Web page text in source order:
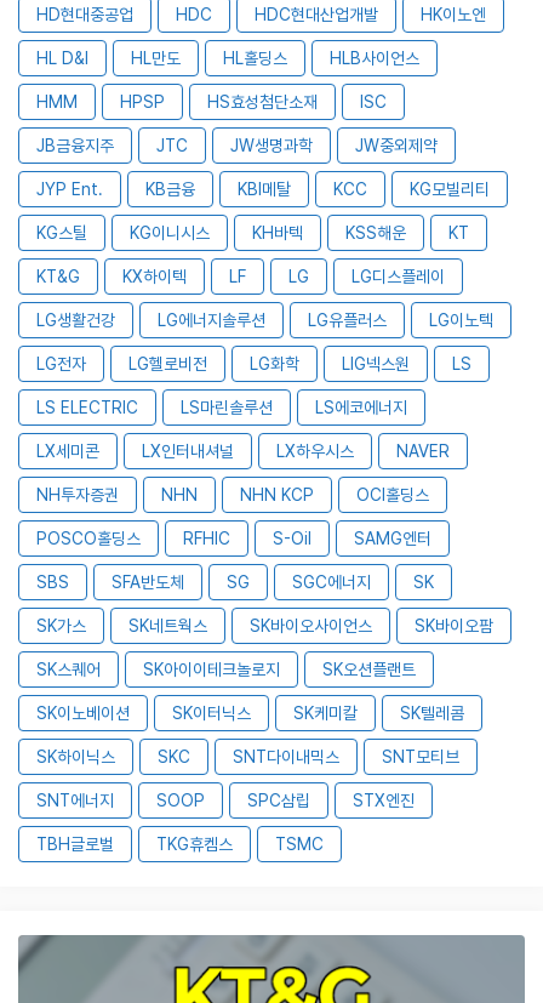
HD현대중공업 HDC HDC현대산업개발 HK이노엔
HL D&I HL만도 HL홀딩스 HLB사이언스
HMM HPSP HS효성첨단소재 ISC
JB금융지주 JTC JW생명과학 JW중외제약
JYP Ent. KB금융 KBI메탈 KCC KG모빌리티
KG스틸 KG이니시스 KH바텍 KSS해운 KT
KT&G KX하이텍 LF LG LG디스플레이
LG생활건강 LG에너지솔루션 LG유플러스 LG이노텍
LG전자 LG헬로비전 LG화학 LIG넥스원 LS
LS ELECTRIC LS마린솔루션 LS에코에너지
LX세미콘 LX인터내셔널 LX하우시스 NAVER
NH투자증권 NHN NHN KCP OCI홀딩스
POSCO홀딩스 RFHIC S-Oil SAMG엔터
SBS SFA반도체 SG SGC에너지 SK
SK가스 SK네트웍스 SK바이오사이언스 SK바이오팜
SK스퀘어 SK아이이테크놀로지 SK오션플랜트
SK이노베이션 SK이터닉스 SK케미칼 SK텔레콤
SK하이닉스 SKC SNT다이내믹스 SNT모티브
SNT에너지 SOOP SPC삼립 STX엔진
TBH글로벌 TKG휴켐스 TSMC